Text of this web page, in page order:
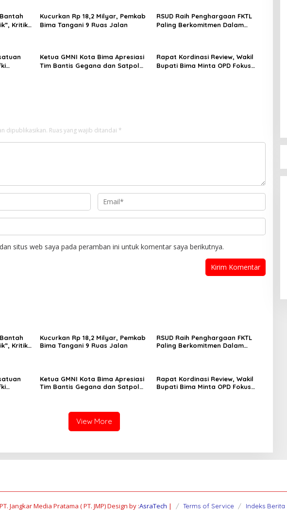
Kritik
Kucurkan Rp 18,2 Milyar, Pemkab
Bima Tangani 9 Ruas Jalan
RSUD Raih Penghargaan FKTL
Paling Berkomitmen Dalam
Ketua GMNI Kota Bima Apresiasi
Tim Bantis Gegana dan Satpol
Rapat Kordinasi Review, Wakil
Bupati Bima Minta OPD Fokus
dipublikasikan. Ruas yang wajib ditandai *
situs web saya pada peramban ini untuk komentar saya berikutnya.
Kritik
Kucurkan Rp 18,2 Milyar, Pemkab
Bima Tangani 9 Ruas Jalan
RSUD Raih Penghargaan FKTL
Paling Berkomitmen Dalam
Ketua GMNI Kota Bima Apresiasi
Tim Bantis Gegana dan Satpol
Rapat Kordinasi Review, Wakil
Bupati Bima Minta OPD Fokus
View More
Jangkar Media Pratama ( PT. JMP) Design by :AsraTech | Terms of Service Indeks Berita